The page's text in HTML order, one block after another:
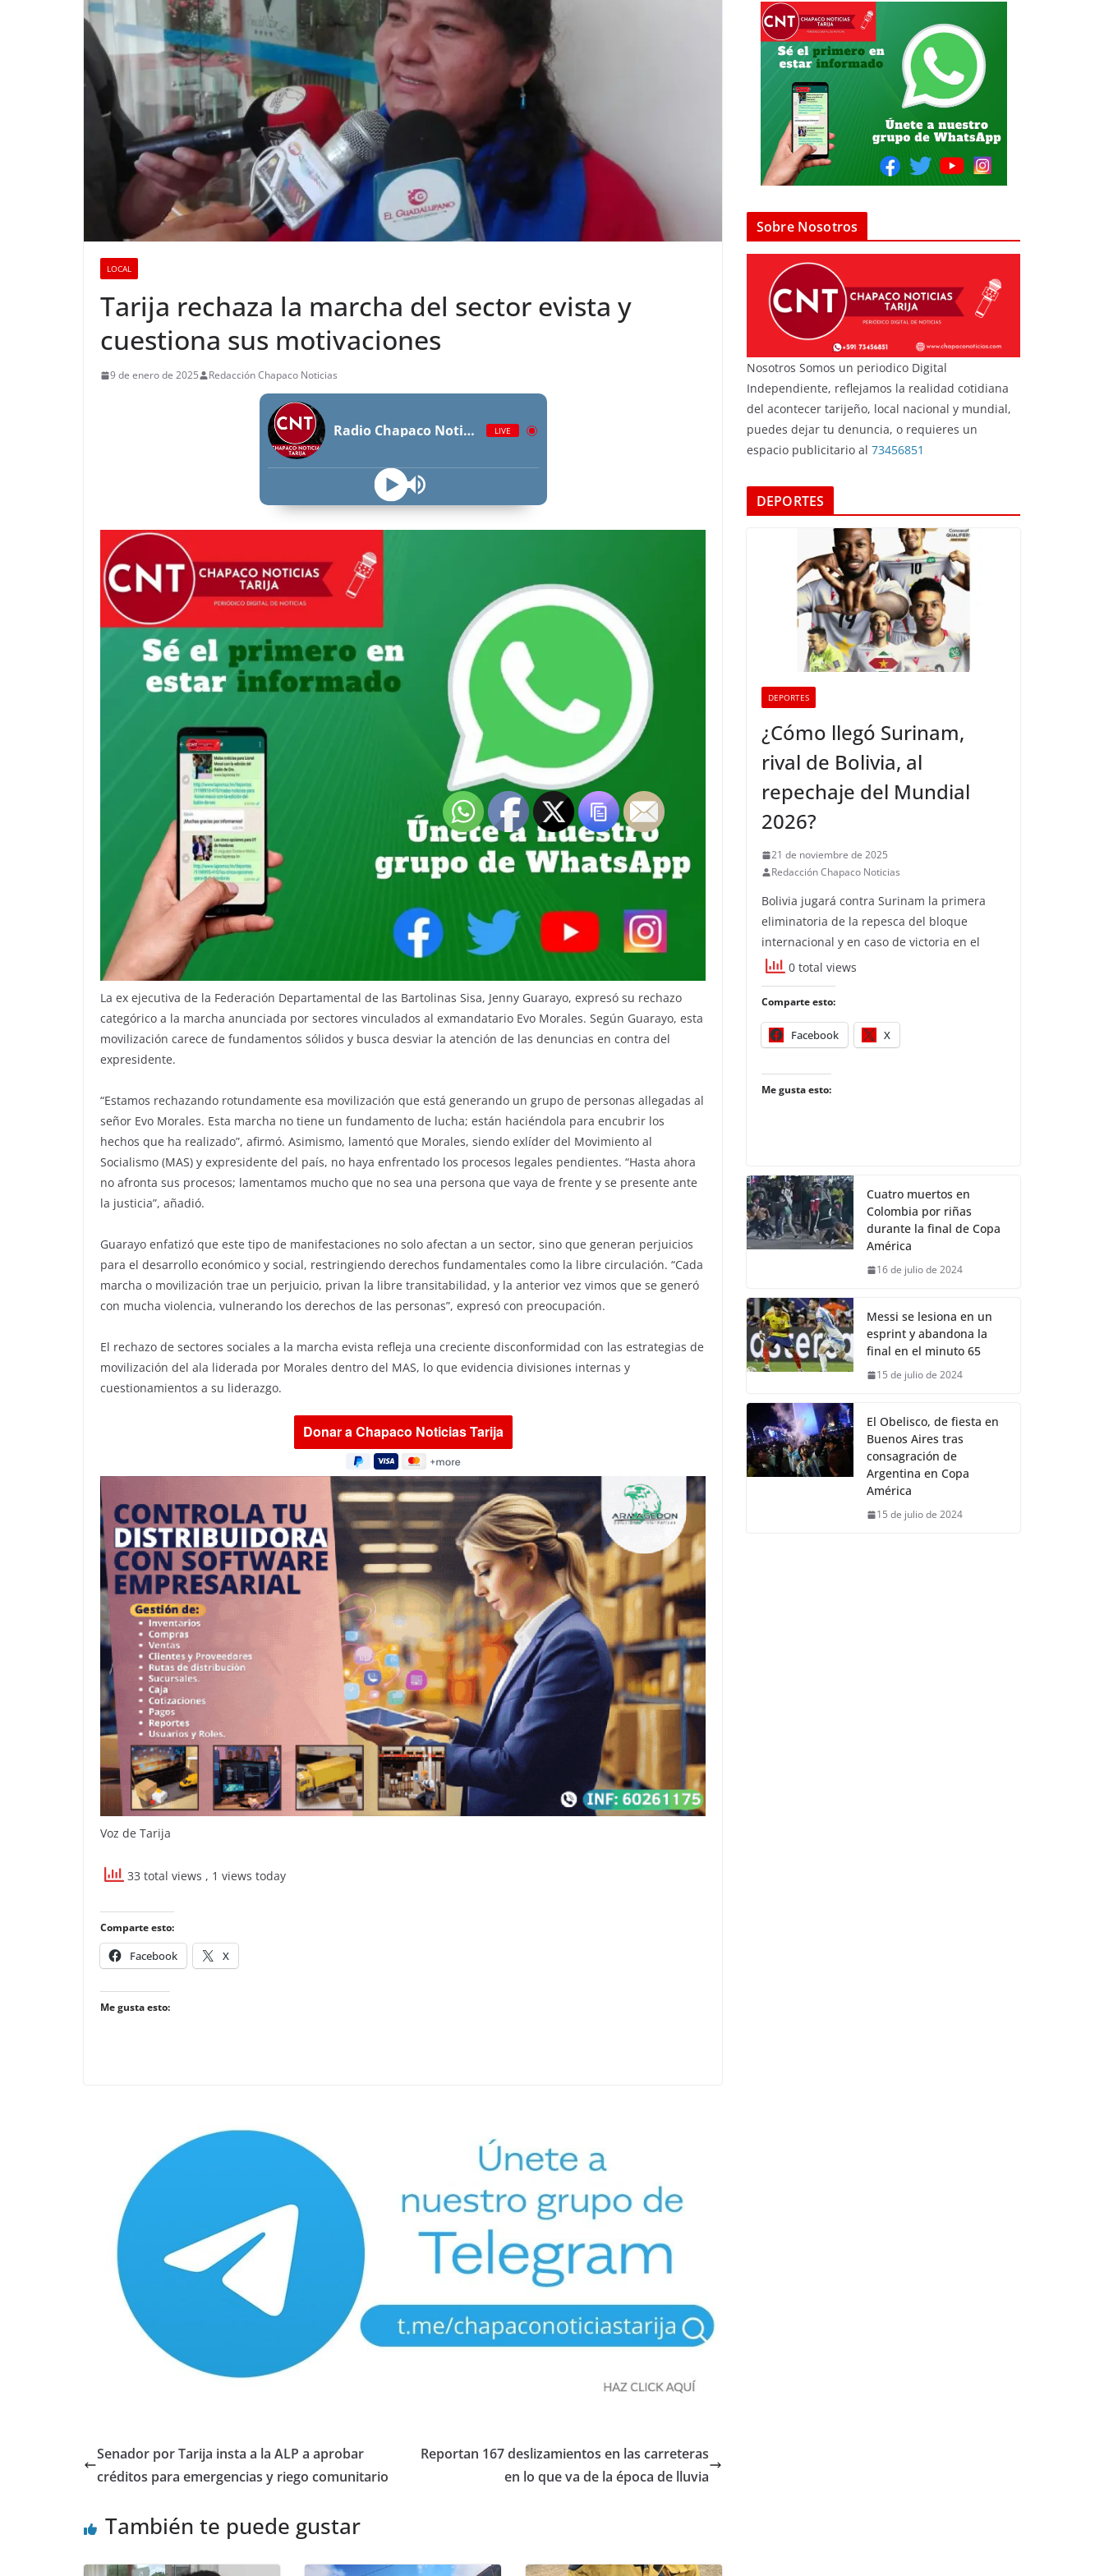
LOCAL
Tarija rechaza la marcha del sector evista y
cuestiona sus motivaciones
9 de enero de 2025 Redacción Chapaco Noticias
Radio Chapaco Noticias Las 24 horas en vivo LIVE
La ex ejecutiva de la Federación Departamental de las Bartolinas Sisa, Jenny Guarayo, expresó su rechazo
categórico a la marcha anunciada por sectores vinculados al exmandatario Evo Morales. Según Guarayo, esta
movilización carece de fundamentos sólidos y busca desviar la atención de las denuncias en contra del
expresidente.
“Estamos rechazando rotundamente esa movilización que está generando un grupo de personas allegadas al
señor Evo Morales. Esta marcha no tiene un fundamento de lucha; están haciéndola para encubrir los
hechos que ha realizado”, afirmó. Asimismo, lamentó que Morales, siendo exlíder del Movimiento al
Socialismo (MAS) y expresidente del país, no haya enfrentado los procesos legales pendientes. “Hasta ahora
no afronta sus procesos; lamentamos mucho que no sea una persona que vaya de frente y se presente ante
la justicia”, añadió.
Guarayo enfatizó que este tipo de manifestaciones no solo afectan a un sector, sino que generan perjuicios
para el desarrollo económico y social, restringiendo derechos fundamentales como la libre circulación. “Cada
marcha o movilización trae un perjuicio, privan la libre transitabilidad, y la anterior vez vimos que se generó
con mucha violencia, vulnerando los derechos de las personas”, expresó con preocupación.
El rechazo de sectores sociales a la marcha evista refleja una creciente disconformidad con las estrategias de
movilización del ala liderada por Morales dentro del MAS, lo que evidencia divisiones internas y
cuestionamientos a su liderazgo.
Voz de Tarija
33 total views , 1 views today
Comparte esto:
Facebook X
Me gusta esto:
Senador por Tarija insta a la ALP a aprobar
créditos para emergencias y riego comunitario
Reportan 167 deslizamientos en las carreteras
en lo que va de la época de lluvia
También te puede gustar
Sobre Nosotros
Nosotros Somos un periodico Digital
Independiente, reflejamos la realidad cotidiana
del acontecer tarijeño, local nacional y mundial,
puedes dejar tu denuncia, o requieres un
espacio publicitario al 73456851
DEPORTES
DEPORTES
¿Cómo llegó Surinam,
rival de Bolivia, al
repechaje del Mundial
2026?
21 de noviembre de 2025
Redacción Chapaco Noticias
Bolivia jugará contra Surinam la primera
eliminatoria de la repesca del bloque
internacional y en caso de victoria en el
0 total views
Comparte esto:
Facebook X
Me gusta esto:
Cuatro muertos en
Colombia por riñas
durante la final de Copa
América
16 de julio de 2024
Messi se lesiona en un
esprint y abandona la
final en el minuto 65
15 de julio de 2024
El Obelisco, de fiesta en
Buenos Aires tras
consagración de
Argentina en Copa
América
15 de julio de 2024